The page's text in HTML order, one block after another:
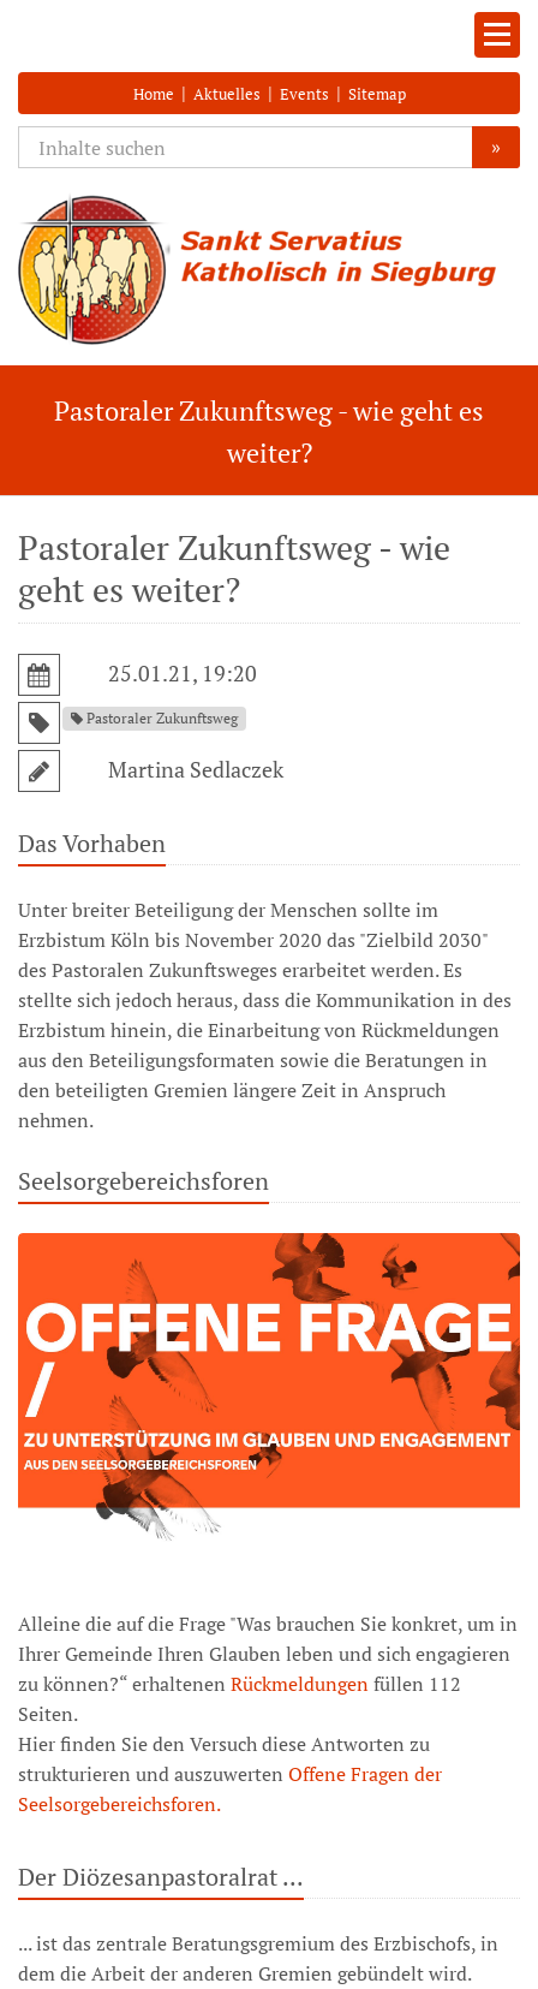
Home | Aktuelles | Events | Sitemap
»
Pastoraler Zukunftsweg - wie geht es
weiter?
Pastoraler Zukunftsweg - wie
geht es weiter?
25.01.21, 19:20
Pastoraler Zukunftsweg
Martina Sedlaczek
Das Vorhaben
Unter breiter Beteiligung der Menschen sollte im
Erzbistum Köln bis November 2020 das "Zielbild 2030"
des Pastoralen Zukunftsweges erarbeitet werden. Es
stellte sich jedoch heraus, dass die Kommunikation in des
Erzbistum hinein, die Einarbeitung von Rückmeldungen
aus den Beteiligungsformaten sowie die Beratungen in
den beteiligten Gremien längere Zeit in Anspruch
nehmen.
Seelsorgebereichsforen
Alleine die auf die Frage "Was brauchen Sie konkret, um in
Ihrer Gemeinde Ihren Glauben leben und sich engagieren
zu können?“ erhaltenen Rückmeldungenfüllen 112
Seiten.
Hier finden Sie den Versuch diese Antworten zu
strukturieren und auszuwerten Offene Fragen der
Seelsorgebereichsforen.
Der Diözesanpastoralrat ...
... ist das zentrale Beratungsgremium des Erzbischofs, in
dem die Arbeit der anderen Gremien gebündelt wird.